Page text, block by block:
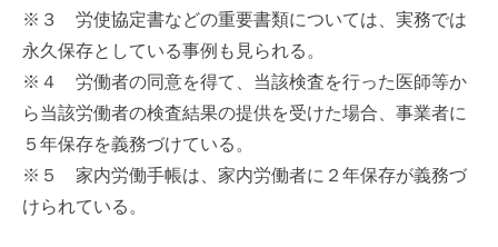
※３ 労使協定書などの重要書類については、実務では
永久保存としている事例も見られる。
※４ 労働者の同意を得て、当該検査を行った医師等か
ら当該労働者の検査結果の提供を受けた場合、事業者に
５年保存を義務づけている。
※５ 家内労働手帳は、家内労働者に２年保存が義務づ
けられている。